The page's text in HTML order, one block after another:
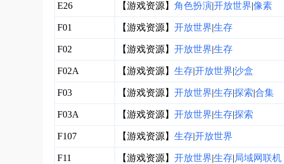
E26 【游戏资源】 角色扮演|开放世界|像素
F01 【游戏资源】 开放世界|生存
F02 【游戏资源】 开放世界|生存
F02A 【游戏资源】 生存|开放世界|沙盒
F03 【游戏资源】 开放世界|生存|探索|合集
F03A 【游戏资源】 开放世界|生存|探索
F107 【游戏资源】 生存|开放世界
F11 【游戏资源】 开放世界|生存|局域网联机